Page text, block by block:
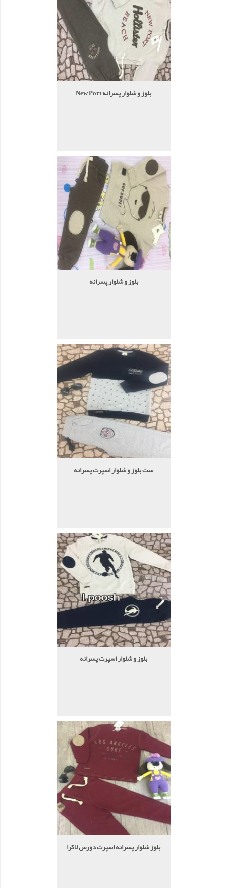
بلوز و شلوار پسرانه New Port
بلوز و شلوار پسرانه
ست بلوز و شلوار اسپرت پسرانه
بلوز و شلوار اسپرت پسرانه
بلوز شلوار پسرانه اسپرت دورس لاکرا